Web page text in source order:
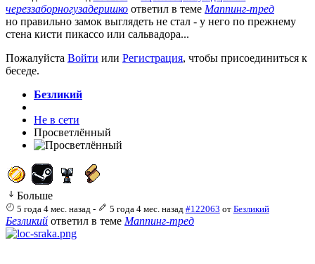
череззаборногузадеришко ответил в теме Маппинг-тред
но правильно замок выглядеть не стал - у него по прежнему
стена кисти пикассо или сальвадора...
Пожалуйста Войти или Регистрация, чтобы присоединиться к
беседе.
Безликий
Не в сети
Просветлённый
Больше
5 года 4 мес. назад - 5 года 4 мес. назад #122063 от Безликий
Безликий ответил в теме Маппинг-тред